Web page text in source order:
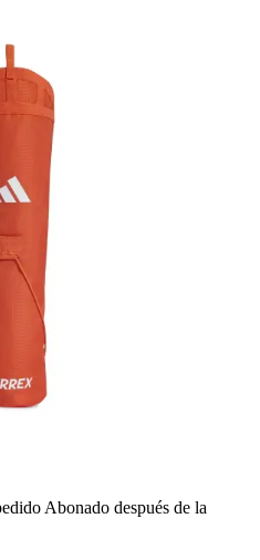
Abonado después de la